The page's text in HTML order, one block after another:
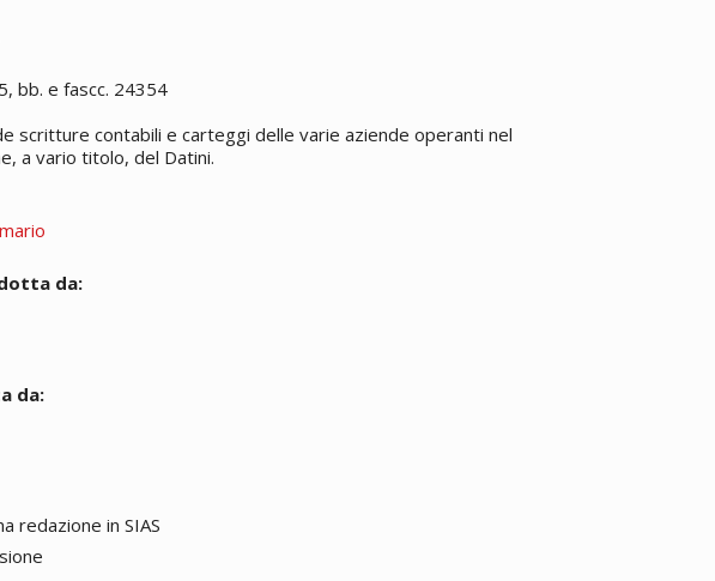
bb. e fascc. 24354
scritture contabili e carteggi delle varie aziende operanti nel
a vario titolo, del Datini.
da:
da:
redazione in SIAS